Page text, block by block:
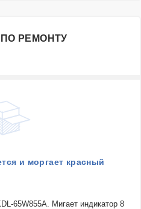
РЕМОНТУ
и моргает красный
65W855A. Мигает индикатор 8